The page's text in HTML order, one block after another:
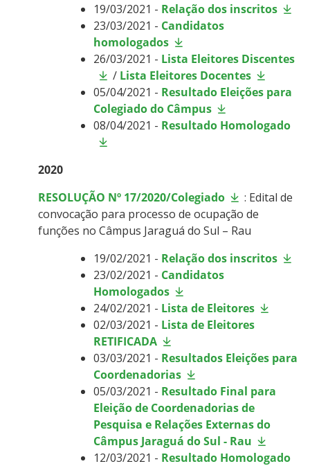
19/03/2021 - Relação dos inscritos
23/03/2021 - Candidatos
homologados
26/03/2021 - Lista Eleitores Discentes
/ Lista Eleitores Docentes
05/04/2021 - Resultado Eleições para
Colegiado do Câmpus
08/04/2021 - Resultado Homologado
2020
RESOLUÇÃO Nº 17/2020/Colegiado
: Edital de
convocação para processo de ocupação de
funções no Câmpus Jaraguá do Sul – Rau
19/02/2021 - Relação dos inscritos
23/02/2021 - Candidatos
Homologados
24/02/2021 - Lista de Eleitores
02/03/2021 - Lista de Eleitores
RETIFICADA
03/03/2021 - Resultados Eleições para
Coordenadorias
05/03/2021 - Resultado Final para
Eleição de Coordenadorias de
Pesquisa e Relações Externas do
Câmpus Jaraguá do Sul - Rau
12/03/2021 - Resultado Homologado